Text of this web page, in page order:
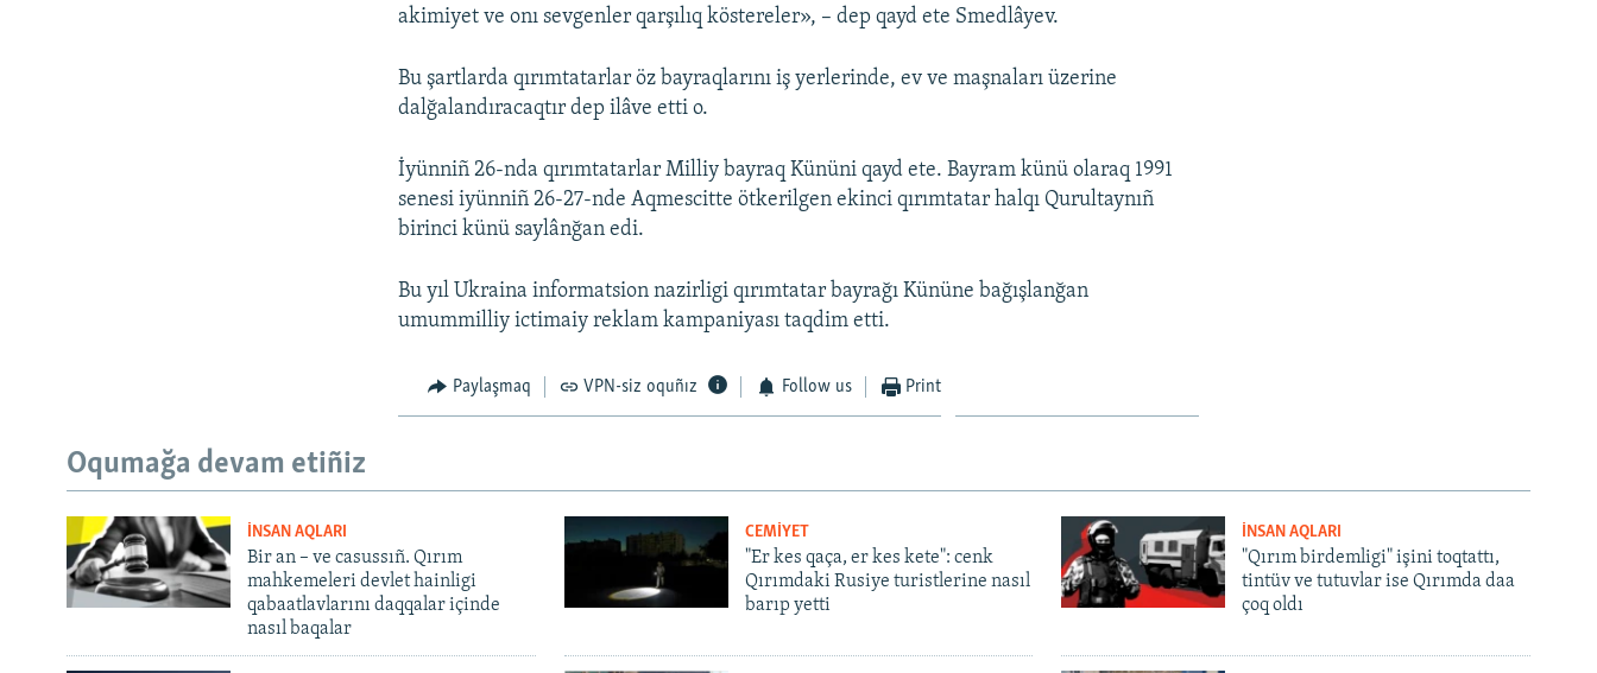
akimiyet ve onı sevgenler qarşılıq köstereler», – dep qayd ete Smedlâyev.
Bu şartlarda qırımtatarlar öz bayraqlarını iş yerlerinde, ev ve maşnaları üzerine
dalğalandıracaqtır dep ilâve etti o.
İyünniñ 26-nda qırımtatarlar Milliy bayraq Kününi qayd ete. Bayram künü olaraq 1991
senesi iyünniñ 26-27-nde Aqmescitte ötkerilgen ekinci qırımtatar halqı Qurultaynıñ
birinci künü saylânğan edi.
Bu yıl Ukraina informatsion nazirligi qırımtatar bayrağı Kününe bağışlanğan
umummilliy ictimaiy reklam kampaniyası taqdim etti.
Paylaşmaq VPN-siz oquñız Follow us Print
Oqumağa devam etiñiz
İNSAN AQLARI
Bir an – ve casussıñ. Qırım
mahkemeleri devlet hainligi
qabaatlavlarını daqqalar içinde
nasıl baqalar
CEMİYET
"Er kes qaça, er kes kete": cenk
Qırımdaki Rusiye turistlerine nasıl
barıp yetti
İNSAN AQLARI
"Qırım birdemligi" işini toqtattı,
tintüv ve tutuvlar ise Qırımda daa
çoq oldı